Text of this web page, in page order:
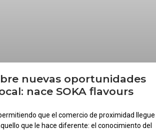
nuevas oportunidades
nace SOKA flavours
que el comercio de proximidad llegue
que le hace diferente: el conocimiento del